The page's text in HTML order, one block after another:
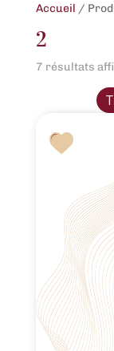
Accueil /
2
7 résultats